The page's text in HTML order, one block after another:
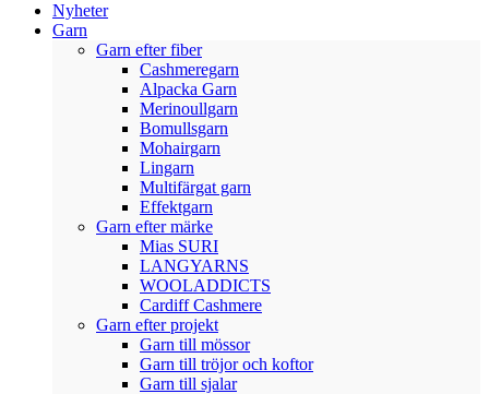
Nyheter
Garn
Garn efter fiber
Cashmeregarn
Alpacka Garn
Merinoullgarn
Bomullsgarn
Mohairgarn
Lingarn
Multifärgat garn
Effektgarn
Garn efter märke
Mias SURI
LANGYARNS
WOOLADDICTS
Cardiff Cashmere
Garn efter projekt
Garn till mössor
Garn till tröjor och koftor
Garn till sjalar